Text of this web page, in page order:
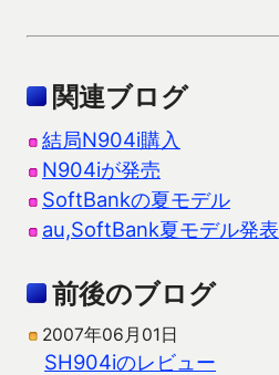
関連ブログ
結局N904i購入
N904iが発売
SoftBankの夏モデル
au,SoftBank夏モデル発表
前後のブログ
2007年06月01日
SH904iのレビュー